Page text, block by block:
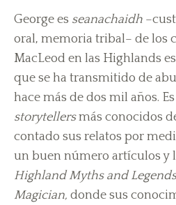
George es seanachaidh
oral, memoria tribal– de los
MacLeod en las Highlands
que se ha transmitido de
hace más de dos mil años.
storytellersmás conocidos
contado sus relatos por
un buen número artículos y
Highland Myths and
Magician, donde sus